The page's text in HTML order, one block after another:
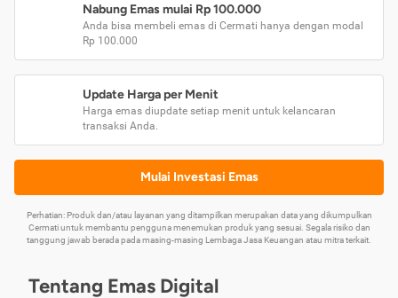
Nabung Emas mulai Rp 100.000
Anda bisa membeli emas di Cermati hanya dengan modal
Rp 100.000
Update Harga per Menit
Harga emas diupdate setiap menit untuk kelancaran
transaksi Anda.
Mulai Investasi Emas
Perhatian: Produk dan/atau layanan yang ditampilkan merupakan data yang dikumpulkan
Cermati untuk membantu pengguna menemukan produk yang sesuai. Segala risiko dan
tanggung jawab berada pada masing-masing Lembaga Jasa Keuangan atau mitra terkait.
Tentang Emas Digital